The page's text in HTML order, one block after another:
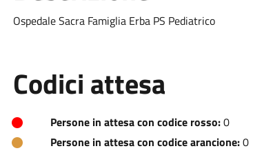
Ospedale Sacra Famiglia Erba PS Pediatrico
Codici attesa
Persone in attesa con codice rosso:0
Persone in attesa con codice arancione:0